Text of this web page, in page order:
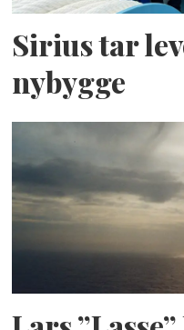
Sirius tar
nybygge